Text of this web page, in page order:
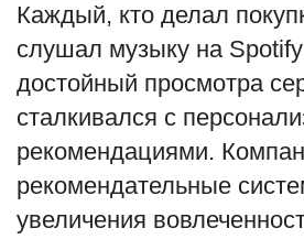
Образование
Шоу-бизнес
В мире
Россия
Каждый, кто делал
слушал музыку на
достойный просмотра
сталкивался с
рекомендациями.
рекомендательные
увеличения